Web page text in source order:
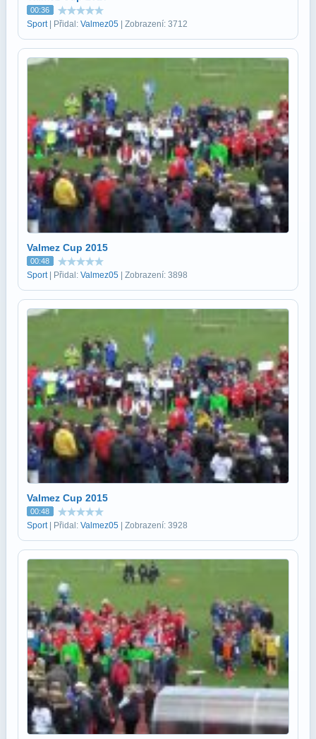
00:36
Sport| Přidal: Valmez05 | Zobrazení: 3712
Valmez Cup 2015
00:48
Sport| Přidal: Valmez05 | Zobrazení: 3898
Valmez Cup 2015
00:48
Sport| Přidal: Valmez05 | Zobrazení: 3928